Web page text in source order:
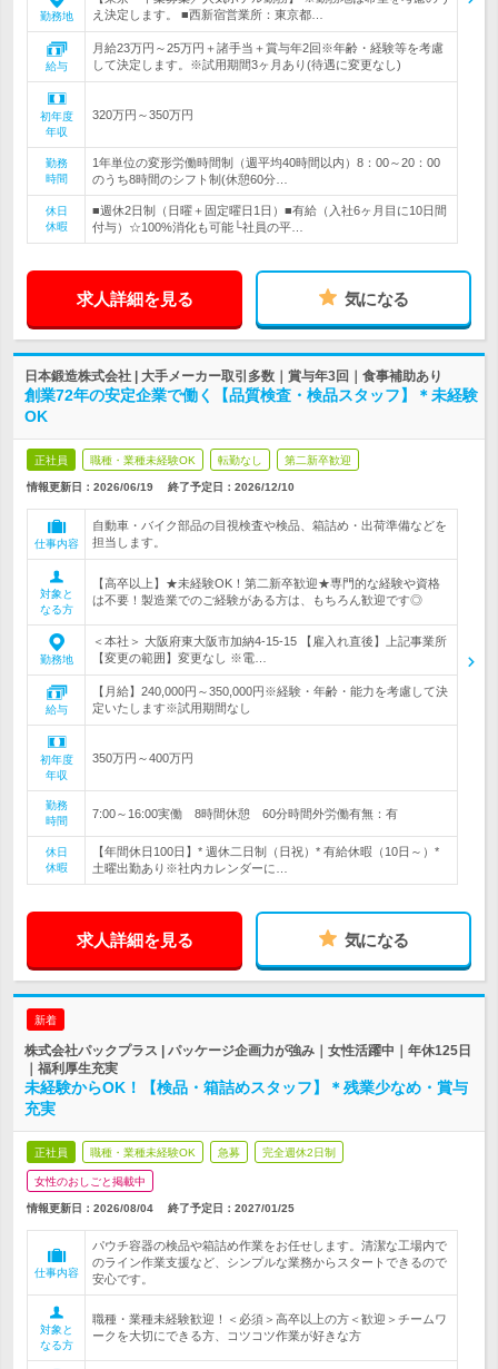
勤務地
え決定します。 ■西新宿営業所：東京都…
給与
月給23万円～25万円＋諸手当＋賞与年2回※年齢・経験等を考慮
して決定します。※試用期間3ヶ月あり(待遇に変更なし)
初年度
年収
320万円～350万円
勤務
時間
1年単位の変形労働時間制（週平均40時間以内）8：00～20：00
のうち8時間のシフト制(休憩60分…
休日
休暇
■週休2日制（日曜＋固定曜日1日）■有給（入社6ヶ月目に10日間
付与）☆100%消化も可能└社員の平…
求人詳細を見る 気になる
日本鍛造株式会社 | 大手メーカー取引多数｜賞与年3回｜食事補助あり
創業72年の安定企業で働く【品質検査・検品スタッフ】＊未経験
OK
正社員 職種・業種未経験OK 転勤なし 第二新卒歓迎
情報更新日：2026/06/19 終了予定日： 2026/12/10
仕事内容
自動車・バイク部品の目視検査や検品、箱詰め・出荷準備などを
担当します。
対象と
なる方
【高卒以上】★未経験OK！第二新卒歓迎★専門的な経験や資格
は不要！製造業でのご経験がある方は、もちろん歓迎です◎
勤務地
＜本社＞ 大阪府東大阪市加納4-15-15 【雇入れ直後】上記事業所
【変更の範囲】変更なし ※電…
給与
【月給】240,000円～350,000円※経験・年齢・能力を考慮して決
定いたします※試用期間なし
初年度
年収
350万円～400万円
勤務
時間
7:00～16:00実働 8時間休憩 60分時間外労働有無：有
休日
休暇
【年間休日100日】* 週休二日制（日祝）* 有給休暇（10日～）*
土曜出勤あり※社内カレンダーに…
求人詳細を見る 気になる
新着
株式会社パックプラス | パッケージ企画力が強み｜女性活躍中｜年休125日
｜福利厚生充実
未経験からOK！【検品・箱詰めスタッフ】＊残業少なめ・賞与
充実
正社員 職種・業種未経験OK 急募 完全週休2日制
女性のおしごと掲載中
情報更新日：2026/08/04 終了予定日： 2027/01/25
仕事内容
パウチ容器の検品や箱詰め作業をお任せします。清潔な工場内で
のライン作業支援など、シンプルな業務からスタートできるので
安心です。
対象と
なる方
職種・業種未経験歓迎！＜必須＞高卒以上の方＜歓迎＞チームワ
ークを大切にできる方、コツコツ作業が好きな方